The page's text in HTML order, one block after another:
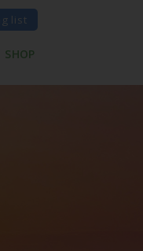
list
SHOP